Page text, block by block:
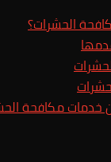
الحشرات؟
خدمات مكافحة